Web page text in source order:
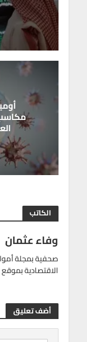
الكاتب
وفاء عثمان
صحفية بمجلة
الاقتصادية
أضف تعليق